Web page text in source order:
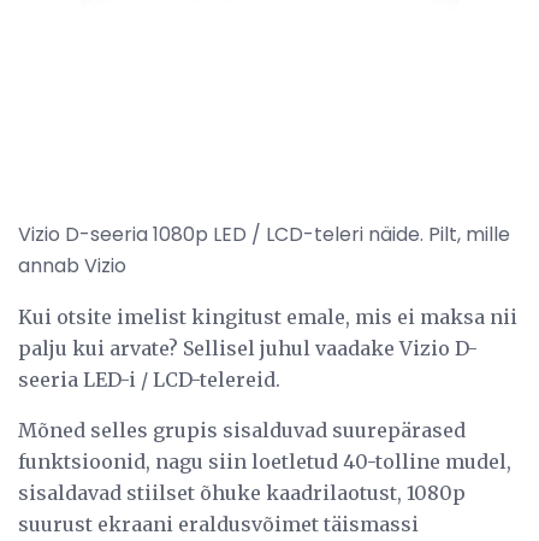
Vizio D-seeria 1080p LED / LCD-teleri näide. Pilt, mille
annab Vizio
Kui otsite imelist kingitust emale, mis ei maksa nii
palju kui arvate? Sellisel juhul vaadake Vizio D-
seeria LED-i / LCD-telereid.
Mõned selles grupis sisalduvad suurepärased
funktsioonid, nagu siin loetletud 40-tolline mudel,
sisaldavad stiilset õhuke kaadrilaotust, 1080p
suurust ekraani eraldusvõimet täismassi